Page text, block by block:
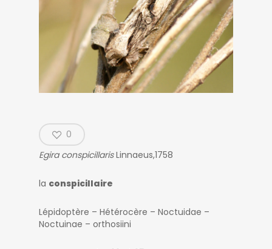
0
Egira conspicillarisLinnaeus,1758
la conspicillaire
Lépidoptère – Hétérocère – Noctuidae –
Noctuinae – orthosiini